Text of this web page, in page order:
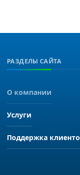
РАЗДЕЛЫ САЙТА
О компании
Услуги
Поддержка